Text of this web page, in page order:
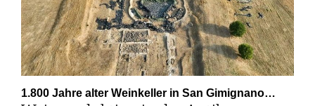
1.800 Jahre alter Weinkeller in San Gimignano…